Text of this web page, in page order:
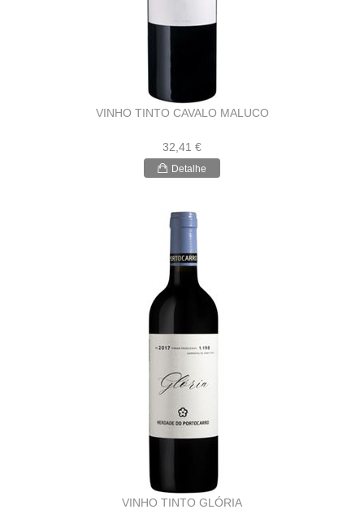
VINHO TINTO CAVALO MALUCO
32,41 €
Detalhe
VINHO TINTO GLÓRIA